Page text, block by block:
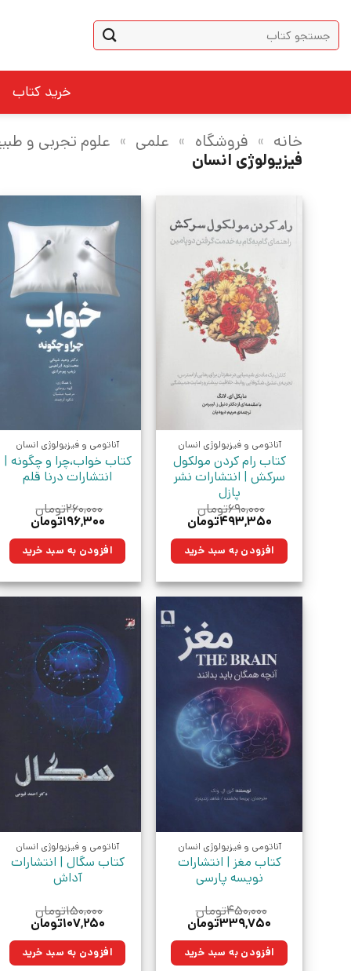
content
جستجو
برای:
خرید کتاب
خانه » فروشگاه » علمی » علوم تجربی و
فیزیولوژی انسان
آناتومی و فیزیولوژی انسان
کتاب رام کردن مولکول
سرکش | انتشارات نشر
پازل
۶۹۰,۰۰۰تومان
قیمت
۶۹۰,۰۰۰تومان
بود.
۴۹۳,۳۵۰تومان
۴۹۳,۳۵۰تومان.افزودن به سبد خرید
آناتومی و فیزیولوژی انسان
کتاب خواب،چرا و چگونه |
انتشارات درنا قلم
۲۶۰,۰۰۰تومان
قیمت
۲۶۰,۰۰۰تومان
بود.
۱۹۶,۳۰۰تومان
۱۹۶,۳۰۰تومان.افزودن به سبد خرید
آناتومی و فیزیولوژی انسان
کتاب مغز | انتشارات
نویسه پارسی
۴۵۰,۰۰۰تومان
قیمت
۴۵۰,۰۰۰تومان
بود.
۳۳۹,۷۵۰تومانقیمت
۳۳۹,۷۵۰تومان.افزودن به سبد خرید
آناتومی و فیزیولوژی انسان
کتاب سگال‏‫ | انتشارات
آداش
۱۵۰,۰۰۰تومان
قیمت
۱۵۰,۰۰۰تومان
بود.
۱۰۷,۲۵۰تومان
۱۰۷,۲۵۰تومان.افزودن به سبد خرید